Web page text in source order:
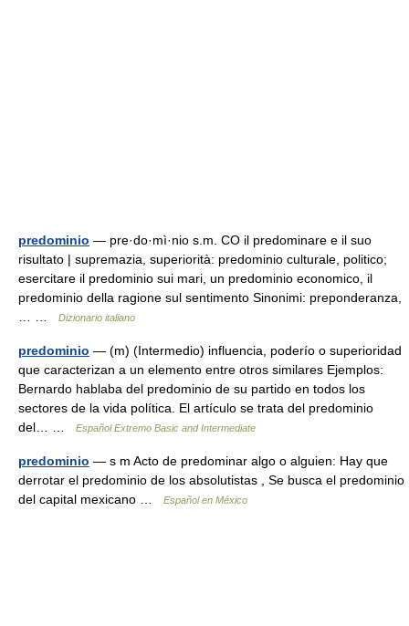
predominio — pre·do·mì·nio s.m. CO il predominare e il suo
risultato | supremazia, superiorità: predominio culturale, politico;
esercitare il predominio sui mari, un predominio economico, il
predominio della ragione sul sentimento Sinonimi: preponderanza,
Dizionario italiano
predominio — (m) (Intermedio) influencia, poderío o superioridad
que caracterizan a un elemento entre otros similares Ejemplos:
Bernardo hablaba del predominio de su partido en todos los
sectores de la vida política. El artículo se trata del predominio
del… …
Español Extremo Basic and Intermediate
predominio — s m Acto de predominar algo o alguien: Hay que
derrotar el predominio de los absolutistas , Se busca el predominio
del capital mexicano …
Español en México